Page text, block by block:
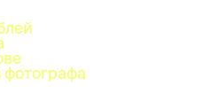
фотографа